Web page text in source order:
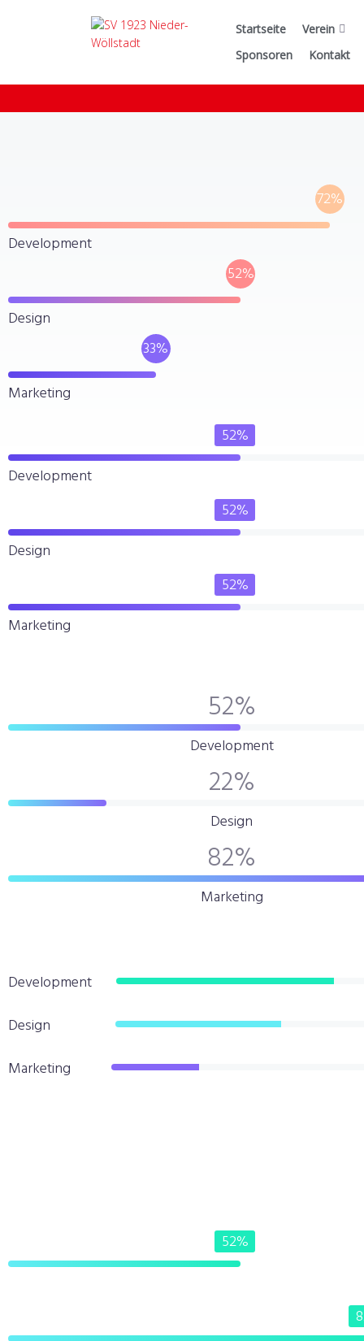
Startseite
Verein
Sponsoren
Kontakt
72%
Development
52%
Design
33%
Marketing
52%
Development
52%
Design
52%
Marketing
52%
Development
22%
Design
82%
Marketing
Development
Design
Marketing
52%